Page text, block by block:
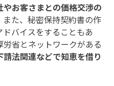
やお客さまとの価格交渉の
た、秘密保持契約書の作
バイスをすることもあ
省とネットワークがある
法関連などで知恵を借り